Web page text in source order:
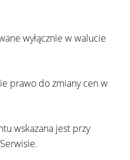
wyłącznie w walucie
prawo do zmiany cen w
wskazana jest przy